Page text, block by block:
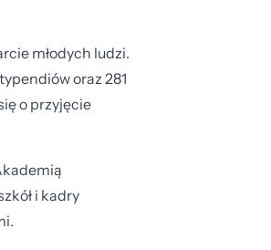
młodych ludzi.
oraz 281
o przyjęcie
i kadry